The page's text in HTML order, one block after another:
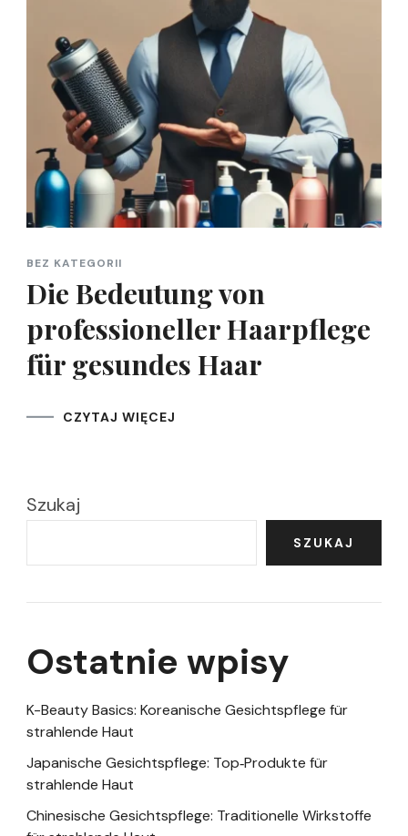
BEZ KATEGORII
Die Bedeutung von
professioneller Haarpflege
für gesundes Haar
CZYTAJ WIĘCEJ
Szukaj
SZUKAJ
Ostatnie wpisy
K-Beauty Basics: Koreanische Gesichtspflege für
strahlende Haut
Japanische Gesichtspflege: Top‑Produkte für
strahlende Haut
Chinesische Gesichtspflege: Traditionelle Wirkstoffe